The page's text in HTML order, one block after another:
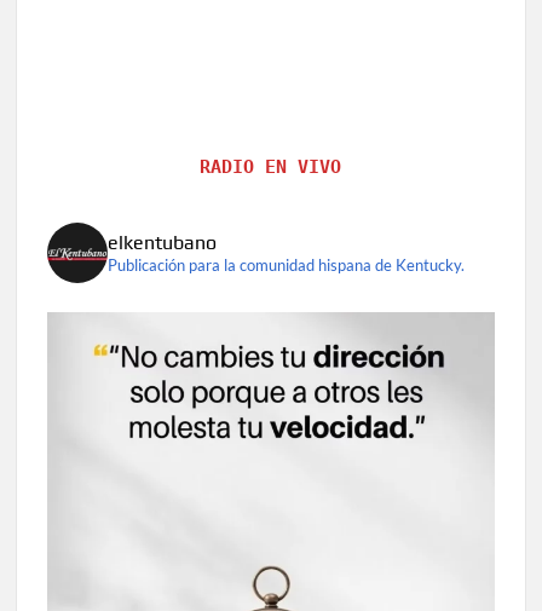
RADIO EN VIVO
elkentubano
Publicación para la comunidad hispana de Kentucky.